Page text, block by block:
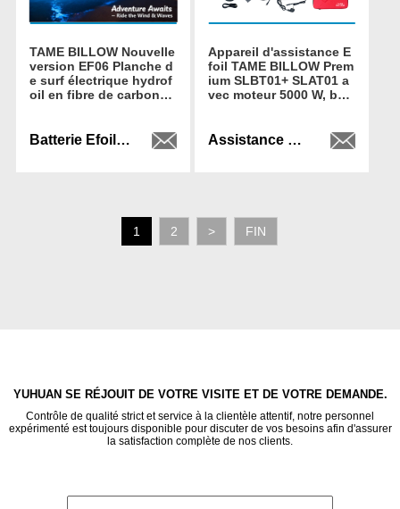
TAME BILLOW Nouvelle
version EF06 Planche d
e surf électrique hydrof
oil en fibre de carbone i
Batterie Efoil YH-EF06 plug and play
Appareil d'assistance E
foil TAME BILLOW Prem
ium SLBT01+ SLAT01 a
vec moteur 5000 W, batt
m
Assistance hydroptère
1 2 > FIN
YUHUAN SE RÉJOUIT DE VOTRE VISITE ET DE VOTRE DEMANDE.
Contrôle de qualité strict et service à la clientèle attentif, notre personnel
expérimenté est toujours disponible pour discuter de vos besoins afin d'assurer
la satisfaction complète de nos clients.
Alternative: